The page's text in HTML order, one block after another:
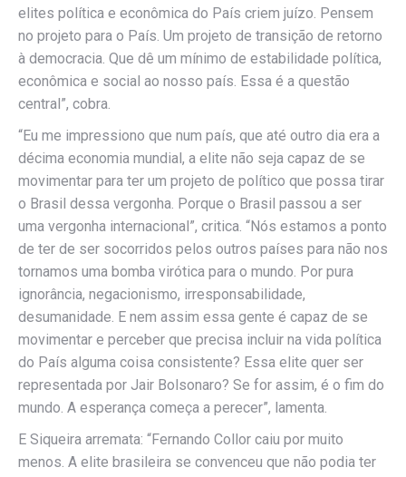
elites política e econômica do País criem juízo. Pensem
no projeto para o País. Um projeto de transição de retorno
à democracia. Que dê um mínimo de estabilidade política,
econômica e social ao nosso país. Essa é a questão
central”, cobra.
“Eu me impressiono que num país, que até outro dia era a
décima economia mundial, a elite não seja capaz de se
movimentar para ter um projeto de político que possa tirar
o Brasil dessa vergonha. Porque o Brasil passou a ser
uma vergonha internacional”, critica. “Nós estamos a ponto
de ter de ser socorridos pelos outros países para não nos
tornamos uma bomba virótica para o mundo. Por pura
ignorância, negacionismo, irresponsabilidade,
desumanidade. E nem assim essa gente é capaz de se
movimentar e perceber que precisa incluir na vida política
do País alguma coisa consistente? Essa elite quer ser
representada por Jair Bolsonaro? Se for assim, é o fim do
mundo. A esperança começa a perecer”, lamenta.
E Siqueira arremata: “Fernando Collor caiu por muito
menos. A elite brasileira se convenceu que não podia ter